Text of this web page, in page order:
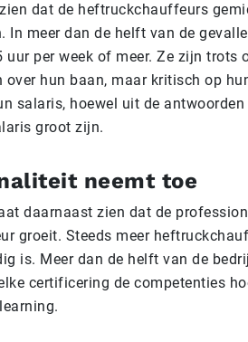
dat de heftruckchauffeurs
In meer dan de helft van de
uur per week of meer. Ze zijn trots
over hun baan, maar kritisch op
salaris, hoewel uit de
groot zijn.
neemt toe
daarnaast zien dat de
groeit. Steeds meer
is. Meer dan de helft van de
certificering de competenties